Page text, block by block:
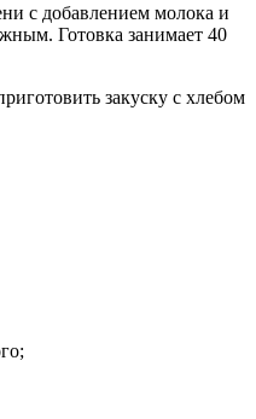
с добавлением молока и
Готовка занимает 40
закуску с хлебом